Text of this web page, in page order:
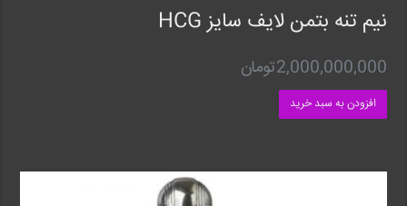
نیم تنه بتمن لایف سایز HCG
2,000,000,000تومان
افزودن به سبد خرید